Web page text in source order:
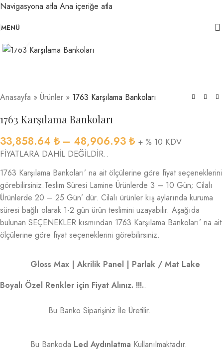
Navigasyona atla Ana içeriğe atla
MENÜ
Anasayfa » Ürünler » 1763 Karşılama Bankoları
1763 Karşılama Bankoları
33,858.64 ₺ – 48,906.93 ₺ + % 10 KDV
FİYATLARA DAHİL DEĞİLDİR..
1763 Karşılama Bankoları’ na ait ölçülerine göre fiyat seçeneklerini
görebilirsiniz.Teslim Süresi Lamine Ürünlerde 3 – 10 Gün; Cilalı
Ürünlerde 20 – 25 Gün’ dür. Cilalı ürünler kış aylarında kuruma
süresi bağlı olarak 1-2 gün ürün teslimini uzayabilir. Aşağıda
bulunan SEÇENEKLER kısmından 1763 Karşılama Bankoları’ na ait
ölçülerine göre fiyat seçeneklerini görebilirsiniz.
Gloss Max | Akrilik Panel | Parlak / Mat Lake
Boyalı Özel Renkler için Fiyat Alınız. !!!..
Bu Banko Siparişiniz İle Üretilir.
Bu Bankoda Led Aydınlatma Kullanılmaktadır.